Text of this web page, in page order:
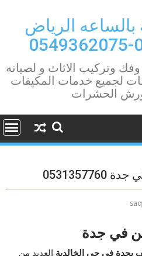
الرياض
وتركيب الاثاث و لصيانه
لجميع خدمات المكيفات
الحشرات
في جدة
بجدة في حي الخالدية العديد من